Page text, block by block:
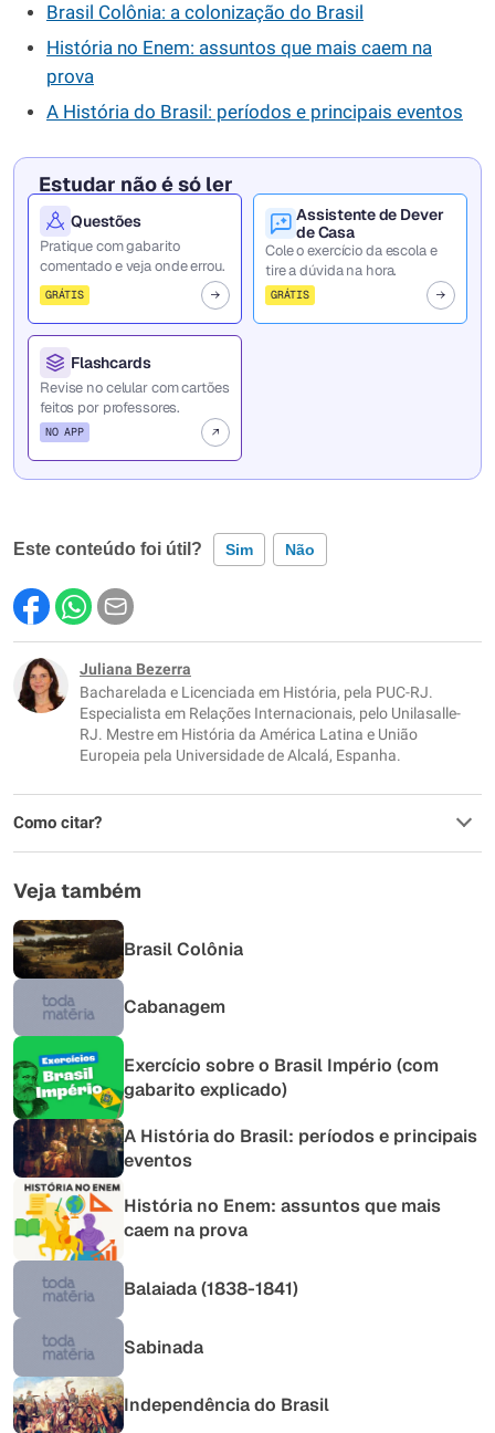
Brasil Colônia: a colonização do Brasil
História no Enem: assuntos que mais caem na
prova
A História do Brasil: períodos e principais eventos
Estudar não é só ler
Questões
Pratique com gabarito
comentado e veja onde errou.
GRÁTIS
Assistente de Dever
de Casa
Cole o exercício da escola e
tire a dúvida na hora.
GRÁTIS
Flashcards
Revise no celular com cartões
feitos por professores.
NO APP
Este conteúdo foi útil? Sim Não
Este conteúdo contém informação incorreta
Este conteúdo não tem a informação que procuro
Outro
Juliana Bezerra
Bacharelada e Licenciada em História, pela PUC-RJ.
Especialista em Relações Internacionais, pelo Unilasalle-
RJ. Mestre em História da América Latina e União
Europeia pela Universidade de Alcalá, Espanha.
Como citar?
Veja também
Brasil Colônia
Cabanagem
Exercício sobre o Brasil Império (com
gabarito explicado)
A História do Brasil: períodos e principais
eventos
História no Enem: assuntos que mais
caem na prova
Balaiada (1838-1841)
Sabinada
Independência do Brasil